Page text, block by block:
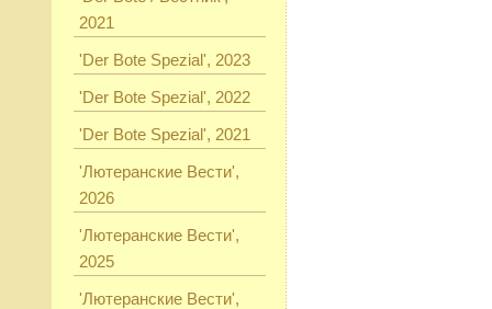
2021
'Der Bote Spezial', 2023
'Der Bote Spezial', 2022
'Der Bote Spezial', 2021
'Лютеранские Вести',
2026
'Лютеранские Вести',
2025
'Лютеранские Вести',